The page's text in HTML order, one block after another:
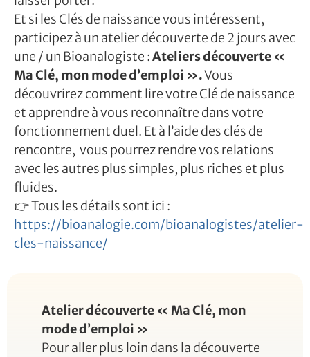
Et si les Clés de naissance vous intéressent,
participez à un atelier découverte de 2 jours avec
une / un Bioanalogiste :Ateliers découverte «
Ma Clé, mon mode d’emploi ».Vous
découvrirez comment lire votre Clé de naissance
et apprendre à vous reconnaître dans votre
fonctionnement duel. Et à l’aide des clés de
rencontre, vous pourrez rendre vos relations
avec les autres plus simples, plus riches et plus
fluides.
👉 Tous les détails sont ici :
https://bioanalogie.com/bioanalogistes/atelier-
cles-naissance/
Atelier découverte « Ma Clé, mon
mode d’emploi »
Pour aller plus loin dans la découverte